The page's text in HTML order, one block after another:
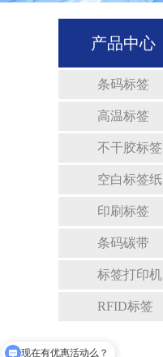
产品中心
条码标签
高温标签
不干胶标签
空白标签纸
印刷标签
条码碳带
标签打印机
RFID标签